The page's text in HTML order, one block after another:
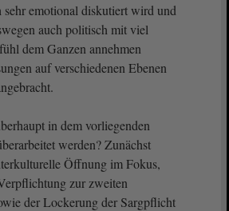
sehr emotional diskutiert wird und
auch politisch mit viel
dem Ganzen annehmen
auf verschiedenen Ebenen
in dem vorliegenden
werden? Zunächst
Öffnung im Fokus,
zur zweiten
der Lockerung der Sargpflicht